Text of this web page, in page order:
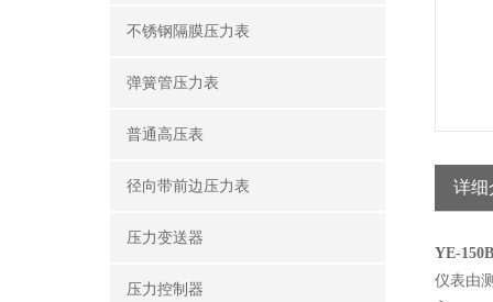
不锈钢隔膜压力表
弹簧管压力表
普通高压表
径向带前边压力表
压力变送器
压力控制器
详细
YE-
仪表由